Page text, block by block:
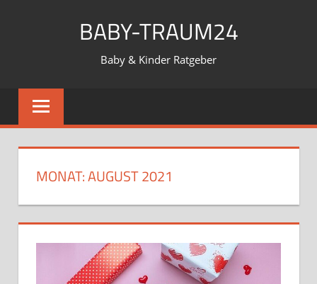
BABY-TRAUM24
Baby & Kinder Ratgeber
MONAT:AUGUST 2021